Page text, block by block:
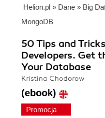
Helion.pl » Dane » Big
MongoDB
50 Tips and
Developers. Get
Your Database
Kristina Chodorow
(ebook)
Promocja